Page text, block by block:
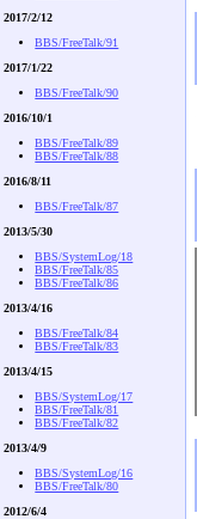
2017/2/12
BBS/FreeTalk/91
2017/1/22
BBS/FreeTalk/90
2016/10/1
BBS/FreeTalk/89
BBS/FreeTalk/88
2016/8/11
BBS/FreeTalk/87
2013/5/30
BBS/SystemLog/18
BBS/FreeTalk/85
BBS/FreeTalk/86
2013/4/16
BBS/FreeTalk/84
BBS/FreeTalk/83
2013/4/15
BBS/SystemLog/17
BBS/FreeTalk/81
BBS/FreeTalk/82
2013/4/9
BBS/SystemLog/16
BBS/FreeTalk/80
2012/6/4